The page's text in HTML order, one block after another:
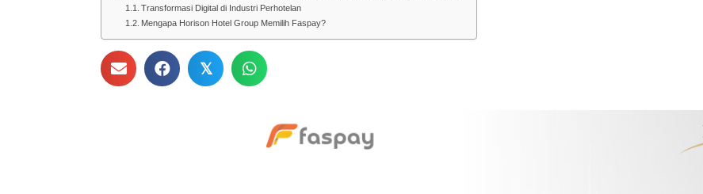
Transformasi Digital di Industri Perhotelan
Mengapa Horison Hotel Group Memilih Faspay?
𝕏